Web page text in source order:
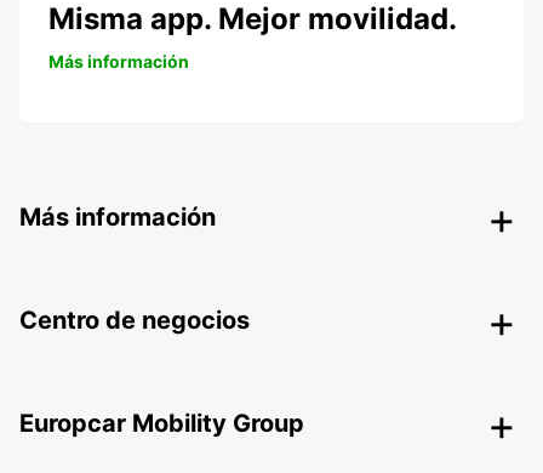
Misma app. Mejor movilidad.
Más información
Más información
Centro de negocios
Europcar Mobility Group